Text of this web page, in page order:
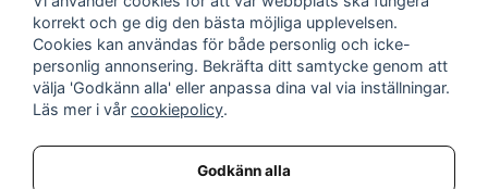
Kök & Matlagning
Belysning
Textil & Mattor
Möbler
korrekt och ge dig den bästa möjliga upplevelsen.
Cookies kan användas för både personlig och icke-
personlig annonsering. Bekräfta ditt samtycke genom att
välja 'Godkänn alla' eller anpassa dina val via inställningar.
Läs mer i vår cookiepolicy.
Godkänn alla